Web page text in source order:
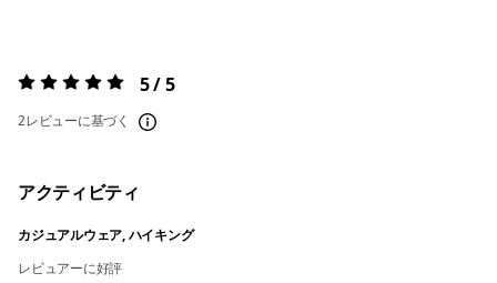
評価:5 / 5 5 / 5
2レビューに基づく
アクティビティ
カジュアルウェア, ハイキング
レビュアーに好評